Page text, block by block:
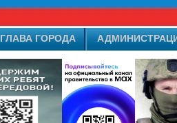
ГЛАВА ГОРОДА